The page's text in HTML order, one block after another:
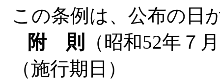
この条例は、公布の日
附 則
（昭和52年７
（施行期日）